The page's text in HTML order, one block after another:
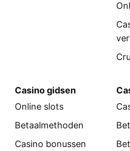
Casino gidsen
Online slots
Betaalmethoden
Casino bonussen